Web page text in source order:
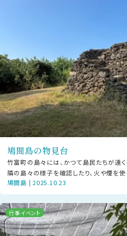
鳩間島の物見台
竹富町の島々には、かつて島民たちが遠
隣の島々の様子を確認したり、火や煙を
ために設けられた「物見台（ものみ
鳩間島 | 2025.10.23
行事イベント